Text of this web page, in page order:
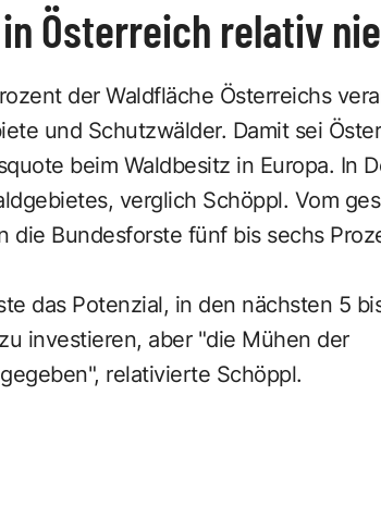
Österreich relativ
der Waldfläche Österreichs
und Schutzwälder. Damit sei
beim Waldbesitz in Europa. In
verglich Schöppl. Vom
die Bundesforste fünf bis sechs
das Potenzial, in den nächsten 5
investieren, aber "die Mühen der
relativierte Schöppl.